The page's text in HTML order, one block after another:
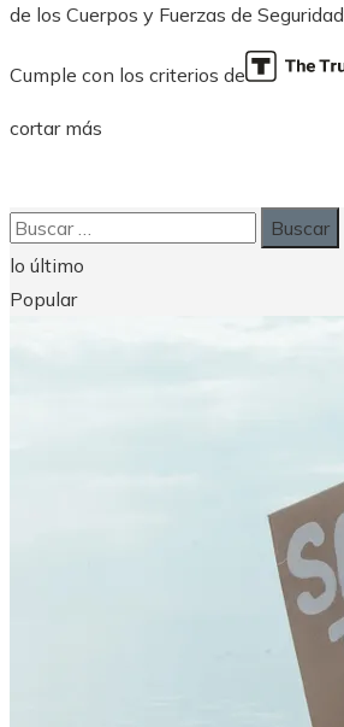
de los Cuerpos y Fuerzas de Seguridad.
Cumple con los criterios de
cortar más
Buscar:
lo último
Popular